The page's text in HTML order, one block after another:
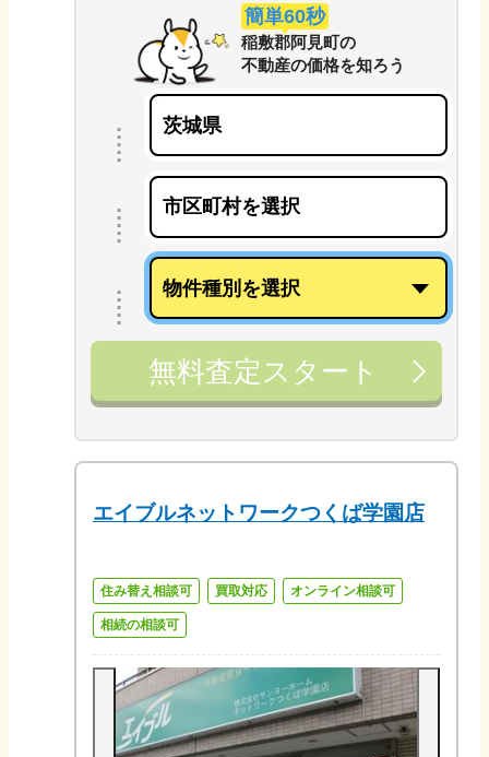
簡単60秒
稲敷郡阿見町の
不動産の価格を知ろう
無料査定スタート
エイブルネットワークつくば学園店
住み替え相談可 買取対応 オンライン相談可
相続の相談可